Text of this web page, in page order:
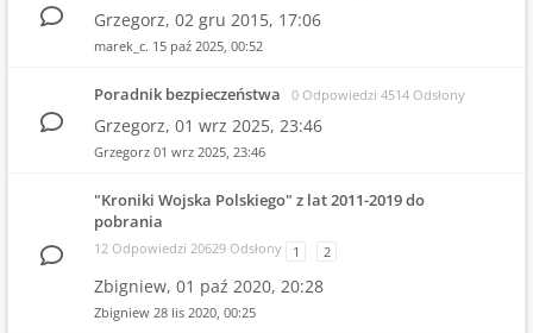
Grzegorz, 02 gru 2015, 17:06
marek_c. 15 paź 2025, 00:52
Poradnik bezpieczeństwa 0 Odpowiedzi 4514 Odsłony
Grzegorz, 01 wrz 2025, 23:46
Grzegorz 01 wrz 2025, 23:46
"Kroniki Wojska Polskiego" z lat 2011-2019 do
pobrania
12 Odpowiedzi 20629 Odsłony 1 2
Zbigniew, 01 paź 2020, 20:28
Zbigniew 28 lis 2020, 00:25